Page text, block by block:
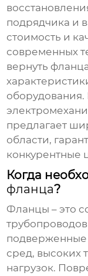
подрядчика и
стоимость и
современных
вернуть
предлагает
области,
конкурентные
Когда
фланца?
Фланцы – это
подверженные
сред, высоких
нагрузок.